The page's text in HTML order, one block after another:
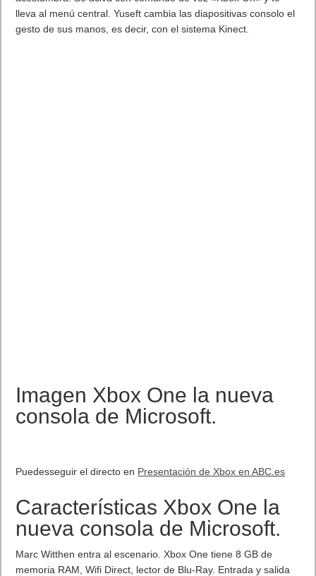
lleva al menú central. Yuseft cambia las diapositivas consolo el
gesto de sus manos, es decir, con el sistema Kinect.
Imagen Xbox One la nueva
consola de Microsoft.
Puedesseguir el directo en Presentación de Xbox en ABC.es
Características Xbox One la
nueva consola de Microsoft.
Marc Witthen entra al escenario. Xbox One tiene 8 GB de
memoria RAM, Wifi Direct, lector de Blu-Ray. Entrada y salida